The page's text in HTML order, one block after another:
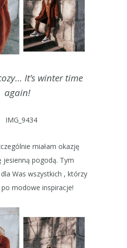
It’s winter time
again!
miałam okazję
jesienną pogodą. Tym
Was wszystkich , którzy
modowe inspiracje!